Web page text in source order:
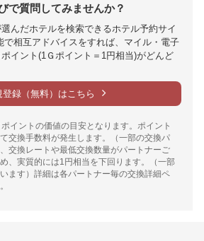
で質問してみませんか？
んだホテルを検索できるホテル予約サイ
で相互アドバイスをすれば、マイル・電子
イント(1Ｇポイント＝1円相当)がどんど
登録（無料）はこちら
イントの価値の目安となります。ポイント
交換手数料が発生します。（一部の交換パ
交換レートや最低交換数量がパートナーご
、実質的には1円相当を下回ります。（一部
ます）詳細は各パートナー毎の交換詳細ペ